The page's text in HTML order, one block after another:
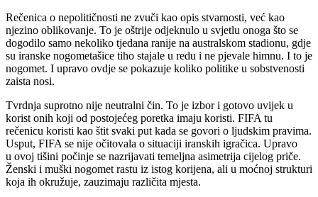
Rečenica o nepolitičnosti ne zvuči kao opis stvarnosti, već kao
njezino oblikovanje. To je oštrije odjeknulo u svjetlu onoga što se
dogodilo samo nekoliko tjedana ranije na australskom stadionu, gdje
su iranske nogometašice tiho stajale u redu i ne pjevale himnu. I to je
nogomet. I upravo ovdje se pokazuje koliko politike u sobstvenosti
zaista nosi.
Tvrdnja suprotno nije neutralni čin. To je izbor i gotovo uvijek u
korist onih koji od postojećeg poretka imaju koristi. FIFA tu
rečenicu koristi kao štit svaki put kada se govori o ljudskim pravima.
Usput, FIFA se nije očitovala o situaciji iranskih igračica. Upravo
u ovoj tišini počinje se nazrijavati temeljna asimetrija cijelog priče.
Ženski i muški nogomet rastu iz istog korijena, ali u moćnoj strukturi
koja ih okružuje, zauzimaju različita mjesta.